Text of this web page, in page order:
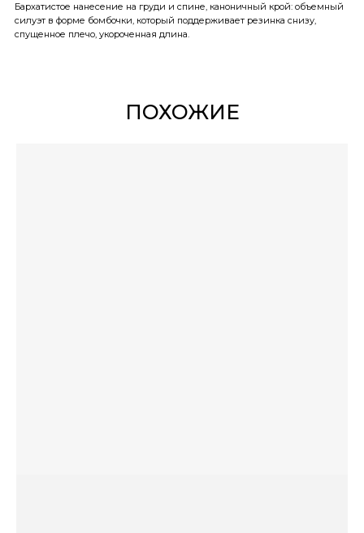
Бархатистое нанесение на груди и спине, каноничный крой: объемный
силуэт в форме бомбочки, который поддерживает резинка снизу,
спущенное плечо, укороченная длина.
светлым оттенком серого, без холодного подтона. Именно тот меланж,
который изначально ассоциируется со спортивной формой и винтажной
ПОХОЖИЕ